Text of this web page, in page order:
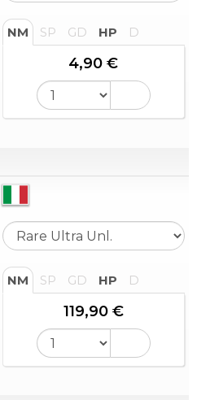
NM SP GD HP D
4,90 €
NM SP GD HP D
119,90 €